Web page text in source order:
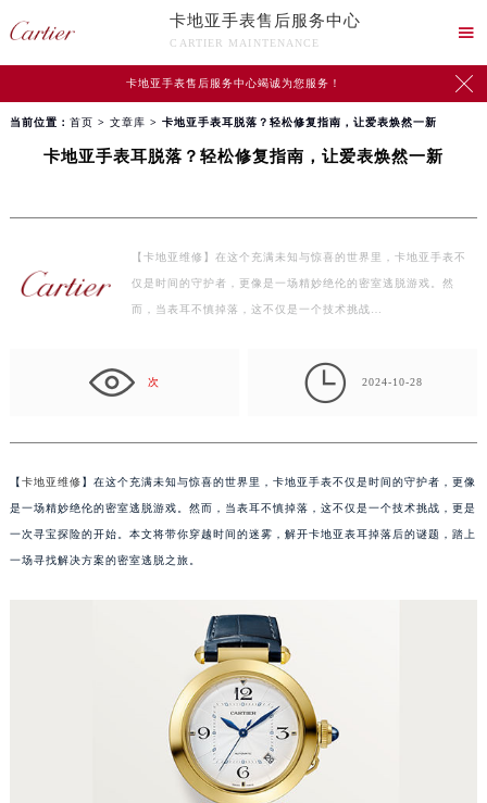
卡地亚手表售后服务中心
CARTIER MAINTENANCE

卡地亚手表售后服务中心竭诚为您服务！ 
当前位置： 首页 > 文章库 > 卡地亚手表耳脱落？轻松修复指南，让爱表焕然一新
卡地亚手表耳脱落？轻松修复指南，让爱表焕然一新
【卡地亚维修】在这个充满未知与惊喜的世界里，卡地亚手表不
仅是时间的守护者，更像是一场精妙绝伦的密室逃脱游戏。然
而，当表耳不慎掉落，这不仅是一个技术挑战…
次  2024-10-28
【卡地亚维修】在这个充满未知与惊喜的世界里，卡地亚手表不仅是时间的守护者，更像
是一场精妙绝伦的密室逃脱游戏。然而，当表耳不慎掉落，这不仅是一个技术挑战，更是
一次寻宝探险的开始。本文将带你穿越时间的迷雾，解开卡地亚表耳掉落后的谜题，踏上
一场寻找解决方案的密室逃脱之旅。